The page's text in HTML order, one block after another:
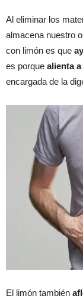
Al eliminar los
almacena nuestro
con limón es que
es porque alienta
encargada de la
El limón también